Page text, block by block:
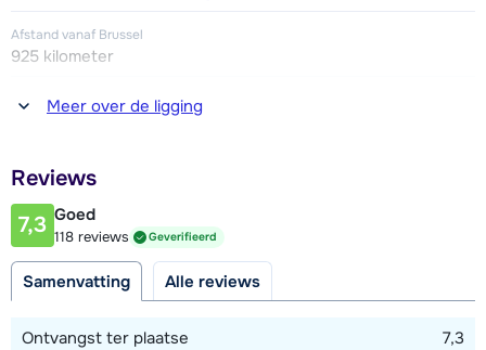
zo'n 300 meter afstand gelegen (vooraf reserveren via
www.valthoparc.com).
Afstand vanaf Brussel
925 kilometer
Afstand tot winkel(s)
50 - 100 meter
25 - 50 meter
Afstand tot piste
100 meter
Meer over de ligging
Reviews
7,3 Goed
118 reviews Geverifieerd
Samenvatting Alle reviews
Ontvangst ter plaatse
7,3